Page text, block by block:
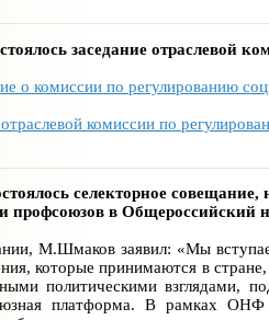
заседание отраслевой
о комиссии по регулированию
комиссии по
селекторное
профсоюзов в Общероссийский
М.Шмаков заявил: «Мы
которые принимаются в
политическими
платформа. В рамках